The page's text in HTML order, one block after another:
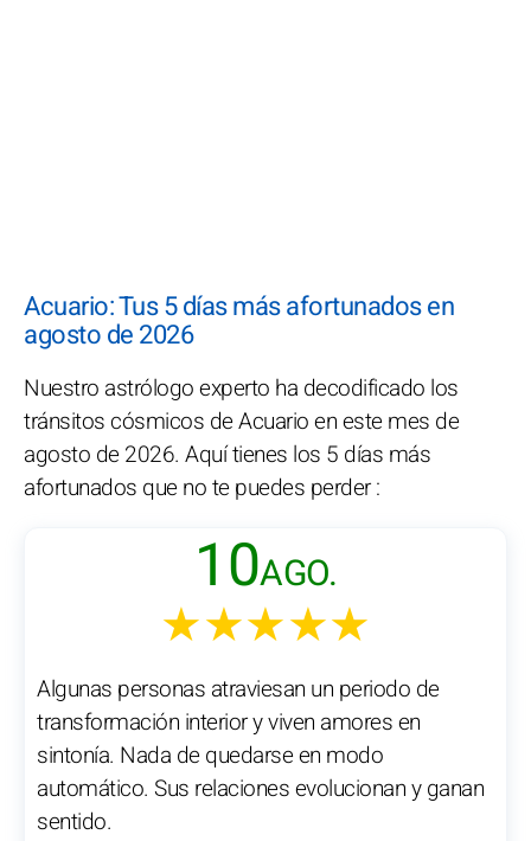
Acuario: Tus 5 días más afortunados en
agosto de 2026
Nuestro astrólogo experto ha decodificado los
tránsitos cósmicos de Acuario en este mes de
agosto de 2026. Aquí tienes los 5 días más
afortunados que no te puedes perder :
10AGO.
★★★★★
Algunas personas atraviesan un periodo de
transformación interior y viven amores en
sintonía. Nada de quedarse en modo
automático. Sus relaciones evolucionan y ganan
sentido.